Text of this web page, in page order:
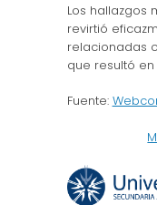
Los hallazgos
revirtió
relacionadas
que resultó
Fuente: